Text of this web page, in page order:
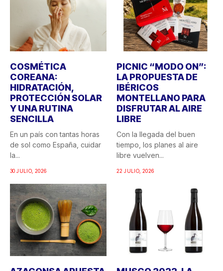
COSMÉTICA
COREANA:
HIDRATACIÓN,
PROTECCIÓN SOLAR
Y UNA RUTINA
SENCILLA
En un país con tantas horas
de sol como España, cuidar
la...
30 JULIO, 2026
PICNIC “MODO ON”:
LA PROPUESTA DE
IBÉRICOS
MONTELLANO PARA
DISFRUTAR AL AIRE
LIBRE
Con la llegada del buen
tiempo, los planes al aire
libre vuelven...
22 JULIO, 2026